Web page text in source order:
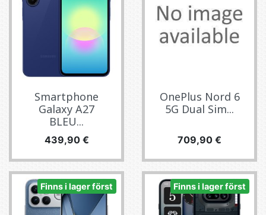
Smartphone
Galaxy A27
BLEU...
Pris
439,90 €
OnePlus Nord 6
5G Dual Sim...
Pris
709,90 €
Finns i lager först Finns i lager först